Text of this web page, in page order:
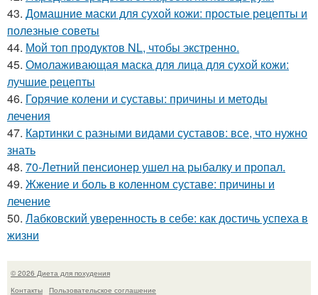
43. Домашние маски для сухой кожи: простые рецепты и
полезные советы
44. Мой топ продуктов NL, чтобы экстренно.
45. Омолаживающая маска для лица для сухой кожи:
лучшие рецепты
46. Горячие колени и суставы: причины и методы
лечения
47. Картинки с разными видами суставов: все, что нужно
знать
48. 70-Летний пенсионер ушел на рыбалку и пропал.
49. Жжение и боль в коленном суставе: причины и
лечение
50. Лабковский уверенность в себе: как достичь успеха в
жизни
© 2026 Диета для похудения
Контакты
Пользовательское соглашение